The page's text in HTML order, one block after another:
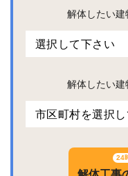
解体したい
解体したい
24